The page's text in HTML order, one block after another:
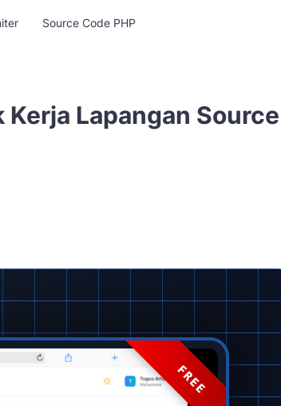
Source Code PHP
Lapangan Source